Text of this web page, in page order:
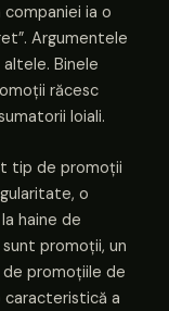
ia o
Argumentele
Binele
răcesc
loiali.
tip de promoții
o
haine de
promoții, un
promoțiile de
a